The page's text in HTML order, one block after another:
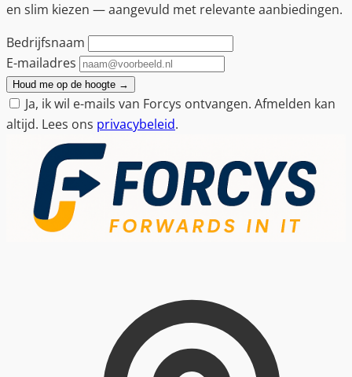
en slim kiezen — aangevuld met relevante aanbiedingen.
Bedrijfsnaam
E-mailadres
Houd me op de hoogte →
Ja, ik wil e-mails van Forcys ontvangen. Afmelden kan
altijd. Lees ons privacybeleid.